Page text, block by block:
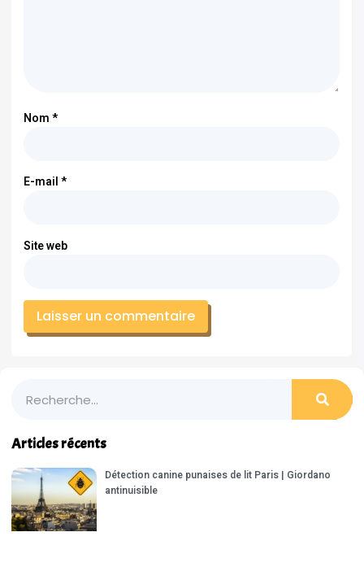
Nom*
E-mail*
Site web
Articles récents
Détection canine punaises de lit Paris | Giordano
antinuisible